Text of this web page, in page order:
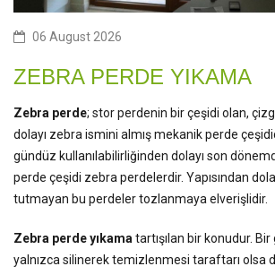
06 August 2026
ZEBRA PERDE YIKAMA
Zebra perde; stor perdenin bir çeşidi olan,
dolayı zebra ismini almış mekanik perde
gündüz kullanılabilirliğinden dolayı son
perde çeşidi zebra perdelerdir. Yapısından
tutmayan bu perdeler tozlanmaya elverişlidir.
Zebra perde yıkama tartışılan bir konudur.
yalnızca silinerek temizlenmesi taraftarı olsa